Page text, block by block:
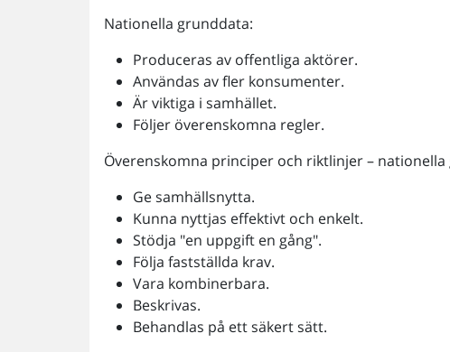
Nationella grunddata:
Produceras av offentliga aktörer.
Användas av fler konsumenter.
Är viktiga i samhället.
Följer överenskomna regler.
Överenskomna principer och riktlinjer – nationella
Ge samhällsnytta.
Kunna nyttjas effektivt och enkelt.
Stödja "en uppgift en gång".
Följa fastställda krav.
Vara kombinerbara.
Beskrivas.
Behandlas på ett säkert sätt.